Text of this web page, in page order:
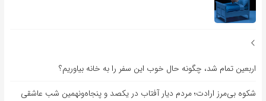
اربعین تمام شد، چگونه حال خوب این سفر را به خانه بیاوریم؟
شکوه بی‌مرز ارادت؛ مردم دیار آفتاب در یکصد و پنجاه‌ونهمین شب عاشقی